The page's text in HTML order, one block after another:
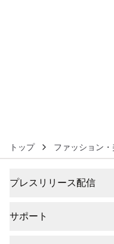
トップ ファッション
プレスリリース配信
サポート